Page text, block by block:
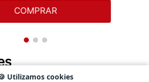
COMPRAR
Utilizamos cookies